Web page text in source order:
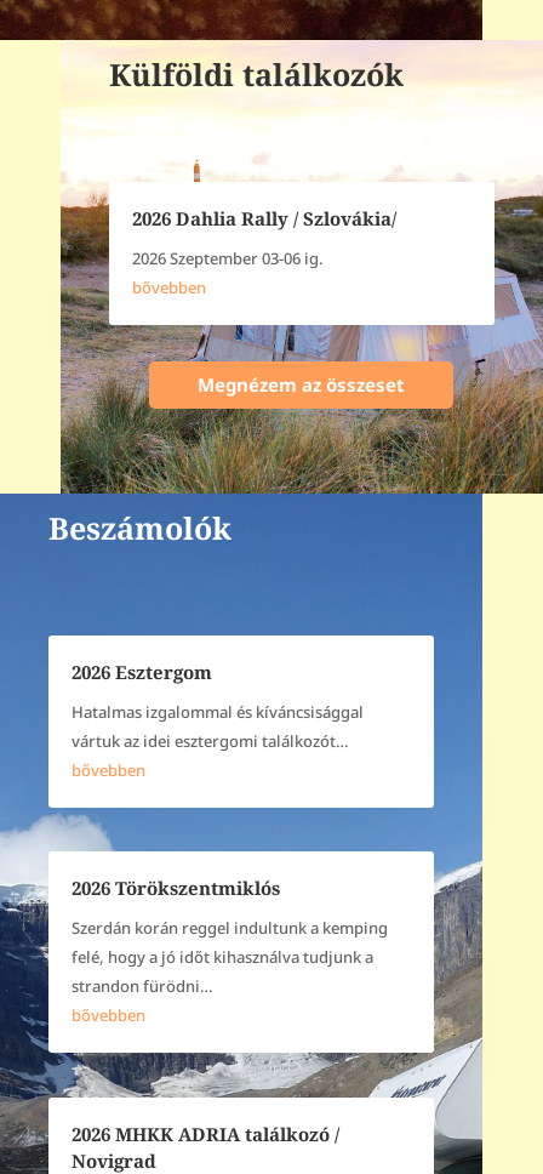
Külföldi találkozók
2026 Dahlia Rally / Szlovákia/
2026 Szeptember 03-06 ig.
bővebben
Megnézem az összeset
Beszámolók
2026 Esztergom
Hatalmas izgalommal és kíváncsisággal
vártuk az idei esztergomi találkozót…
bővebben
2026 Törökszentmiklós
Szerdán korán reggel indultunk a kemping
felé, hogy a jó időt kihasználva tudjunk a
strandon fürödni…
bővebben
2026 MHKK ADRIA találkozó /
Novigrad